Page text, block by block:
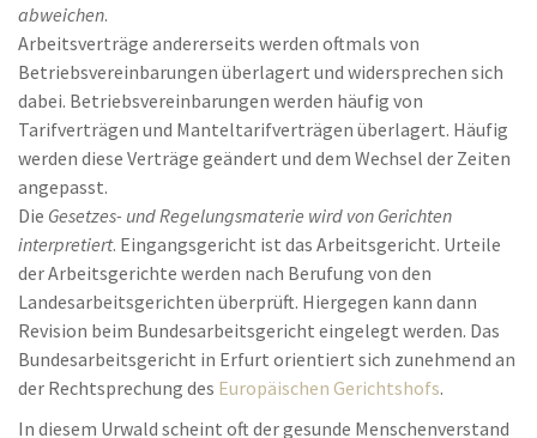
abweichen.
Arbeitsverträge andererseits werden oftmals von
Betriebsvereinbarungen überlagert und widersprechen sich
dabei. Betriebsvereinbarungen werden häufig von
Tarifverträgen und Manteltarifverträgen überlagert. Häufig
werden diese Verträge geändert und dem Wechsel der Zeiten
angepasst.
Die Gesetzes- und Regelungsmaterie wird von Gerichten
interpretiert. Eingangsgericht ist das Arbeitsgericht. Urteile
der Arbeitsgerichte werden nach Berufung von den
Landesarbeitsgerichten überprüft. Hiergegen kann dann
Revision beim Bundesarbeitsgericht eingelegt werden. Das
Bundesarbeitsgericht in Erfurt orientiert sich zunehmend an
der Rechtsprechung des Europäischen Gerichtshofs.
In diesem Urwald scheint oft der gesunde Menschenverstand